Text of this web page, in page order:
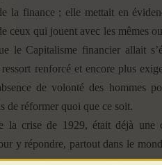
la finance ; elle mettait en
ceux qui jouent avec les mêmes
le Capitalisme financier allait
renforcé et encore plus
de volonté des hommes
de réformer quoi que ce soit.
la crise de 1929, était déjà une
y répondre, partout dans le
Europe essentiellement, mais